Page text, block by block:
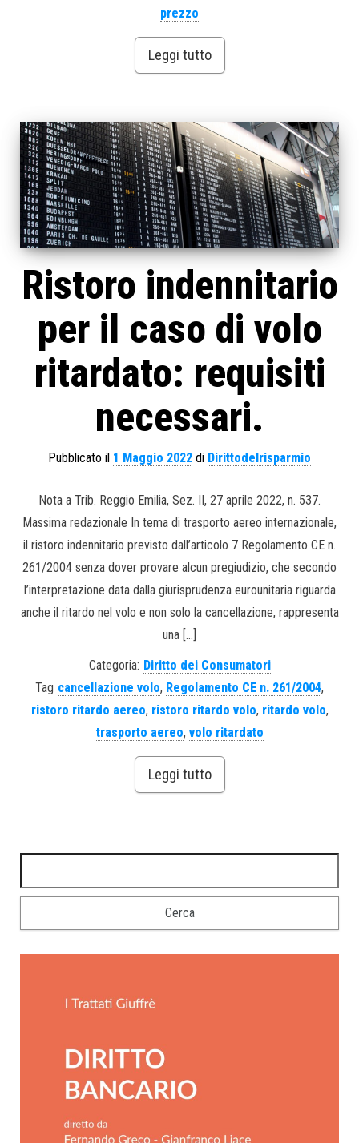
prezzo
Leggi tutto
Ristoro indennitario
per il caso di volo
ritardato: requisiti
necessari.
Pubblicato il 1 Maggio 2022 di Dirittodelrisparmio
Nota a Trib. Reggio Emilia, Sez. II, 27 aprile 2022, n. 537.
Massima redazionale In tema di trasporto aereo internazionale,
il ristoro indennitario previsto dall’articolo 7 Regolamento CE n.
261/2004 senza dover provare alcun pregiudizio, che secondo
l’interpretazione data dalla giurisprudenza eurounitaria riguarda
anche il ritardo nel volo e non solo la cancellazione, rappresenta
una […]
Categoria: Diritto dei Consumatori
Tag cancellazione volo, Regolamento CE n. 261/2004,
ristoro ritardo aereo, ristoro ritardo volo, ritardo volo,
trasporto aereo, volo ritardato
Leggi tutto